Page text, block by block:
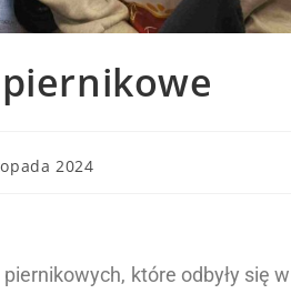
2024
które odbyły się